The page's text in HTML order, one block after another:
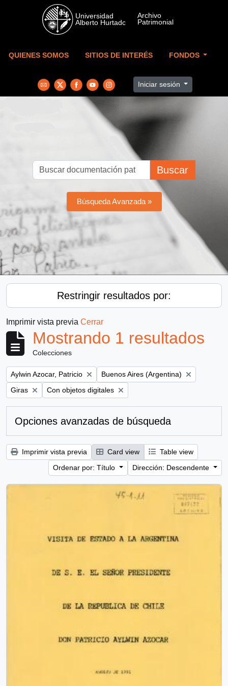
Skip to main content
QUIENES SOMOS SITIOS DE INTERÉS FONDOS
Iniciar sesión
Buscar
Búsqueda Avanzada »
Restringir resultados por:
Imprimir vista previa Cerrar
Mostrando 1 resultados
Colecciones
Remove filter:
Aylwin Azocar, Patricio Remove filter:
Buenos Aires (Argentina)
Remove filter:
Giras Remove filter:
Con objetos digitales
Opciones avanzadas de búsqueda
Imprimir vista previa Card view
Table view
Ordenar por: Título
Dirección: Descendente